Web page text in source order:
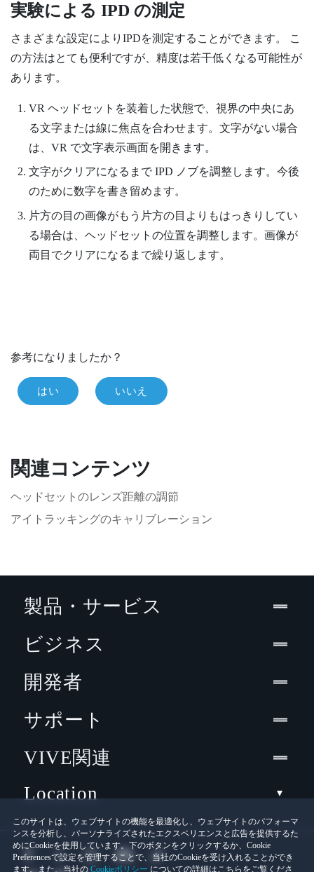
実験による IPD の測定
さまざまな設定によりIPDを測定することができます。 こ
の方法はとても便利ですが、精度は若干低くなる可能性が
あります。
VR ヘッドセットを装着した状態で、視界の中央にあ
る文字または線に焦点を合わせます。文字がない場合
は、VR で文字表示画面を開きます。
文字がクリアになるまで IPD ノブを調整します。今後
のために数字を書き留めます。
片方の目の画像がもう片方の目よりもはっきりしてい
る場合は、ヘッドセットの位置を調整します。画像が
両目でクリアになるまで繰り返します。
参考になりましたか？
はい いいえ
関連コンテンツ
ヘッドセットのレンズ距離の調節
アイトラッキングのキャリブレーション
このサイトは、ウェブサイトの機能を最適化し、ウェブサイトのパフォーマ
ンスを分析し、パーソナライズされたエクスペリエンスと広告を提供するた
めにCookieを使用しています。下のボタンをクリックするか、Cookie
Preferencesで設定を管理することで、当社のCookieを受け入れることができ
ます。また、当社の Cookieポリシー についての詳細はこちらをご覧くださ
製品・サービス
ビジネス
開発者
サポート
VIVE関連
Location